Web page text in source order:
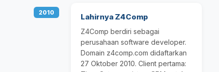
2010 Lahirnya Z4Comp
Z4Comp berdiri sebagai
perusahaan software developer.
Domain z4comp.com didaftarkan
27 Oktober 2010. Client pertama: